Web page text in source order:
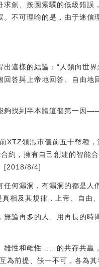
劍、按圖索驥的低級錯誤
不可理喻的是，由于迷信
這樣的結論：“人類向世
答與上帝地回答、自由地
夠找到半本體這個第一因
領漲市值前五十幣種
約，擁有自己創建的智能
[2018/8/4]
何漏洞，有漏洞的都是人
相及其規律，上帝、自由
論再多的人、用再長的時
雄性和雌性……的共存共贏
為前提、缺一不可，各為